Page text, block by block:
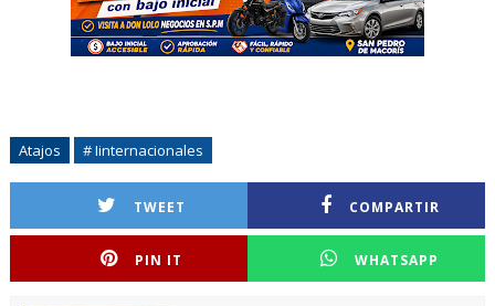
Atajos # Iinternacionales
TWEET COMPARTIR
PIN IT WHATSAPP